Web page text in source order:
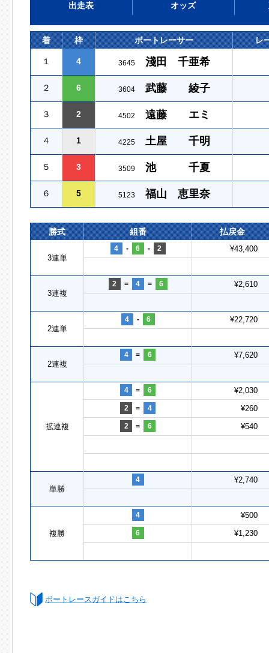
出走表 オッズ
着 枠 ボートレーサー レ
１ 4 3645 淺田 千亜希
２ 6 3604 武藤 綾子
３ 2 4502 遠藤 エミ
４ 1 4225 土屋 千明
５ 3 3509 池 千夏
６ 5 5123 福山 恵里奈
勝式 組番 払戻金
3連単
4 - 6 - 2 ¥43,400
3連複
2 = 4 = 6 ¥2,610
2連単
4 - 6 ¥22,720
2連複
4 = 6 ¥7,620
拡連複
4 = 6 ¥2,030
2 = 4 ¥260
2 = 6 ¥540
単勝
4 ¥2,740
複勝
4 ¥500
6 ¥1,230
ボートレースガイドはこちら